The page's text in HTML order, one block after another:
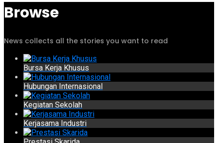
Browse
News collects all the stories you want to read
Bursa Kerja Khusus
Hubungan Internasional
Kegiatan Sekolah
Kerjasama Industri